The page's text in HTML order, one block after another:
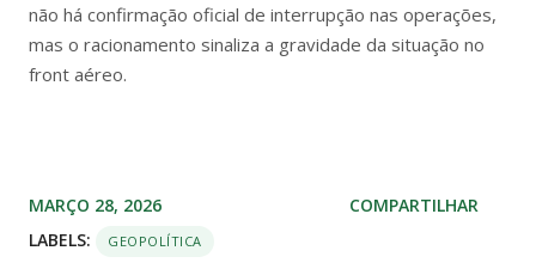
não há confirmação oficial de interrupção nas operações,
mas o racionamento sinaliza a gravidade da situação no
front aéreo.
MARÇO 28, 2026
LABELS:
GEOPOLÍTICA
COMPARTILHAR